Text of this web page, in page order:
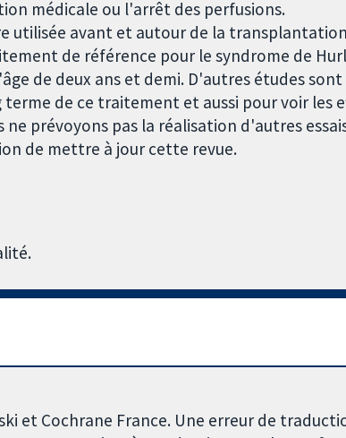
médicale ou l'arrêt des perfusions.
utilisée avant et autour de la
de référence pour le syndrome de
de deux ans et demi. D'autres études sont
terme de ce traitement et aussi pour voir les
ne prévoyons pas la réalisation d'autres
de mettre à jour cette revue.
et Cochrane France. Une erreur de